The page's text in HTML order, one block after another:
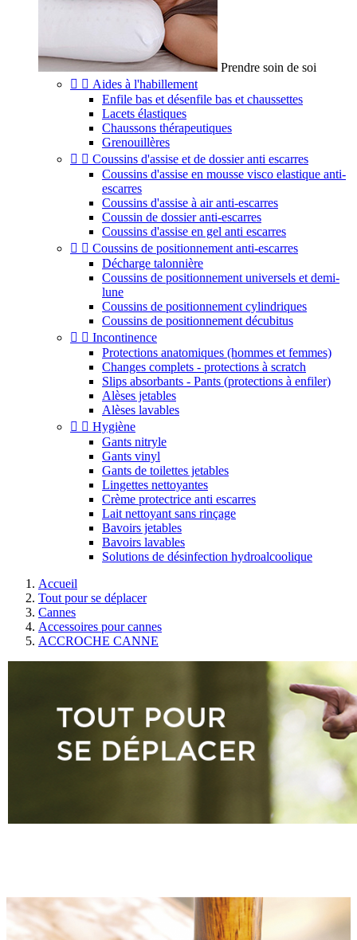
Prendre soin de soi
  Aides à l'habillement
Enfile bas et désenfile bas et chaussettes
Lacets élastiques
Chaussons thérapeutiques
Grenouillères
  Coussins d'assise et de dossier anti escarres
Coussins d'assise en mousse visco elastique anti-
escarres
Coussins d'assise à air anti-escarres
Coussin de dossier anti-escarres
Coussins d'assise en gel anti escarres
  Coussins de positionnement anti-escarres
Décharge talonnière
Coussins de positionnement universels et demi-
lune
Coussins de positionnement cylindriques
Coussins de positionnement décubitus
  Incontinence
Protections anatomiques (hommes et femmes)
Changes complets - protections à scratch
Slips absorbants - Pants (protections à enfiler)
Alèses jetables
Alèses lavables
  Hygiène
Gants nitryle
Gants vinyl
Gants de toilettes jetables
Lingettes nettoyantes
Crème protectrice anti escarres
Lait nettoyant sans rinçage
Bavoirs jetables
Bavoirs lavables
Solutions de désinfection hydroalcoolique
Accueil
Tout pour se déplacer
Cannes
Accessoires pour cannes
ACCROCHE CANNE